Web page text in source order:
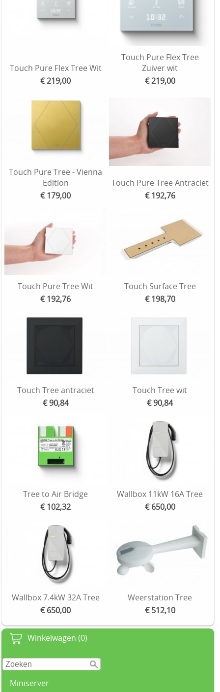
Winkelwagen (0)
Miniserver
Touch Pure Flex Tree Wit
€ 219,00
Touch Pure Flex Tree
Zuiver wit
€ 219,00
Touch Pure Tree - Vienna
Edition
€ 179,00
Touch Pure Tree Antraciet
€ 192,76
Touch Pure Tree Wit
€ 192,76
Touch Surface Tree
€ 198,70
Touch Tree antraciet
€ 90,84
Touch Tree wit
€ 90,84
Tree to Air Bridge
€ 102,32
Wallbox 11kW 16A Tree
€ 650,00
Wallbox 7.4kW 32A Tree
€ 650,00
Weerstation Tree
€ 512,10